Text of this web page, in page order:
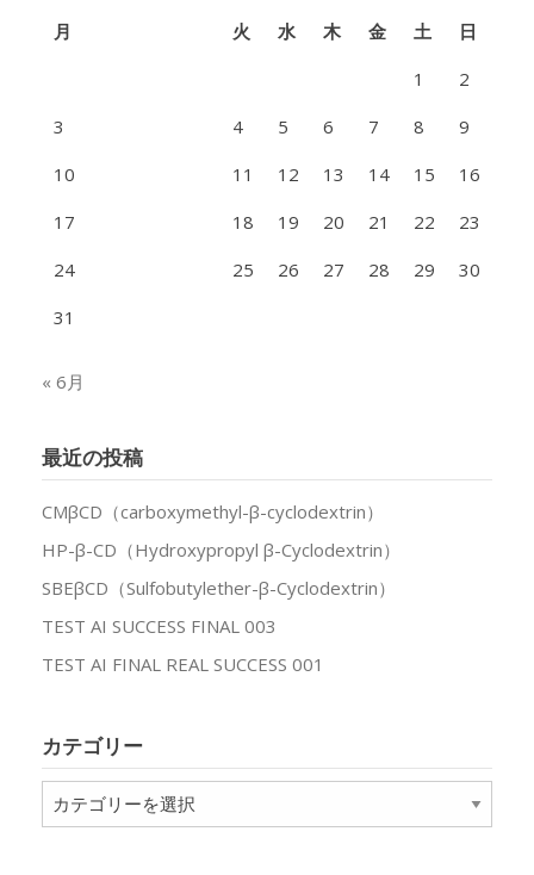
月
火 水 木 金 土
日
1
2
3
4 5 6 7 8
9
10
11 12 13 14 15
16
17
18 19 20 21 22
23
24
25 26 27 28 29
30
31
« 6月
最近の投稿
CMβCD（carboxymethyl-β-cyclodextrin）
HP-β-CD（Hydroxypropyl β-Cyclodextrin）
SBEβCD（Sulfobutylether-β-Cyclodextrin）
TEST AI SUCCESS FINAL 003
TEST AI FINAL REAL SUCCESS 001
カテゴリー
テ